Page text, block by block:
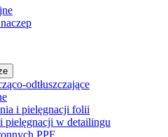
odtłuszczające
i pielęgnacji folii
pielęgnacji w detailingu
PPF